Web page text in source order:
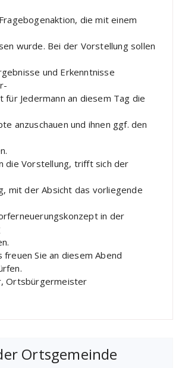
die mit einem
wurde. Bei der Vorstellung sollen
und Erkenntnisse
für Jedermann an diesem Tag die
anzuschauen und ihnen ggf. den
die Vorstellung, trifft sich der
mit der Absicht das vorliegende
in der
freuen Sie an diesem Abend
Ortsbürgermeister
Ortsgemeinde